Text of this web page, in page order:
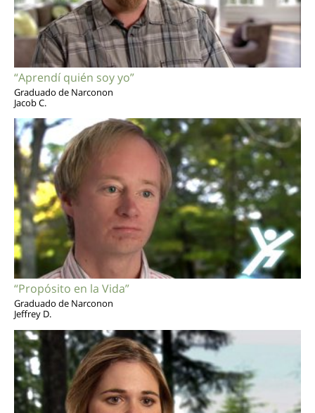
“Aprendí quién soy yo”
Graduado de Narconon
Jacob C.
“Propósito en la Vida”
Graduado de Narconon
Jeffrey D.